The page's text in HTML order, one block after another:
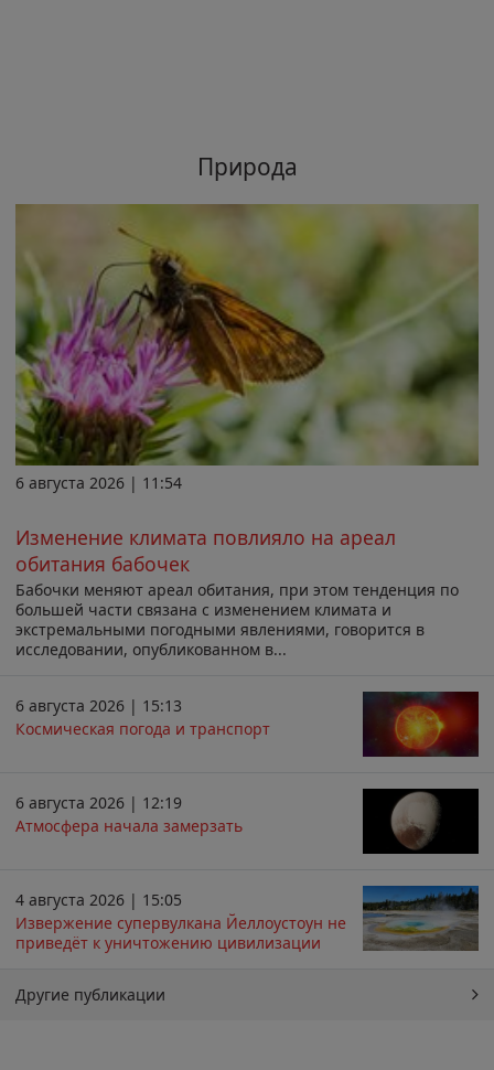
Природа
6 августа 2026 | 11:54
Изменение климата повлияло на ареал
обитания бабочек
Бабочки меняют ареал обитания, при этом тенденция по
большей части связана с изменением климата и
экстремальными погодными явлениями, говорится в
исследовании, опубликованном в...
6 августа 2026 | 15:13
Космическая погода и транспорт
6 августа 2026 | 12:19
Атмосфера начала замерзать
4 августа 2026 | 15:05
Извержение супервулкана Йеллоустоун не
приведёт к уничтожению цивилизации
Другие публикации